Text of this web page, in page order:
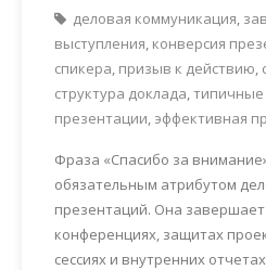
деловая коммуникация,
выступления, конверсия
спикера, призыв к действию,
структура доклада,
презентации, эффективная
Фраза «Спасибо за
обязательным атрибутом
презентаций. Она
конференциях, защитах
сессиях и внутренних